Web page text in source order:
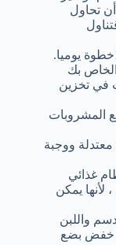
تحاول
بك
في تخزين
المشروبات
معتدلة ووجبة
غذائي
لأنها يمكن
واللبن
خفض بضع